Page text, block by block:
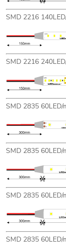
SMD 2216
SMD 2216
SMD 2835 60LED/
SMD 2835
SMD 2835
SMD 2835